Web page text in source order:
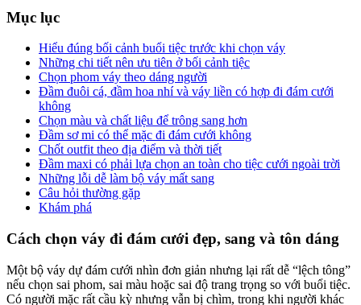
Mục lục
Hiểu đúng bối cảnh buổi tiệc trước khi chọn váy
Những chi tiết nên ưu tiên ở bối cảnh tiệc
Chọn phom váy theo dáng người
Đầm đuôi cá, đầm hoa nhí và váy liền có hợp đi đám cưới
không
Chọn màu và chất liệu để trông sang hơn
Đầm sơ mi có thể mặc đi đám cưới không
Chốt outfit theo địa điểm và thời tiết
Đầm maxi có phải lựa chọn an toàn cho tiệc cưới ngoài trời
Những lỗi dễ làm bộ váy mất sang
Câu hỏi thường gặp
Khám phá
Cách chọn váy đi đám cưới đẹp, sang và tôn dáng
Một bộ váy dự đám cưới nhìn đơn giản nhưng lại rất dễ “lệch tông”
nếu chọn sai phom, sai màu hoặc sai độ trang trọng so với buổi tiệc.
Có người mặc rất cầu kỳ nhưng vẫn bị chìm, trong khi người khác